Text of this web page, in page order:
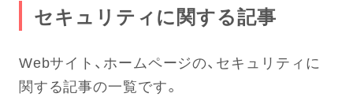
セキュリティに関する記事
Webサイト、ホームページの、セキュリティに
関する記事の一覧です。